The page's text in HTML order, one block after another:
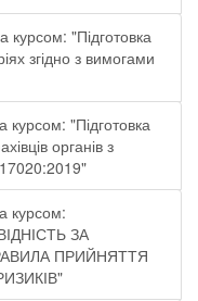
курсом: "Підготовка
згідно з вимогами
курсом: "Підготовка
органів з
курсом:
ЗА
ПРИЙНЯТТЯ